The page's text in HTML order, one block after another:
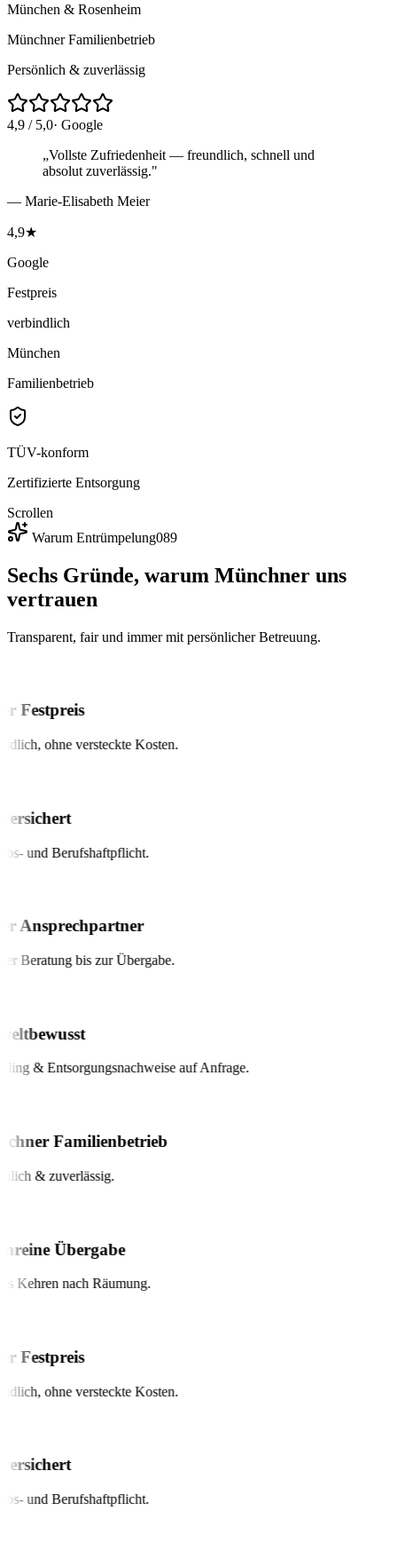
München & Rosenheim
Münchner Familien­betrieb
Persönlich & zuverlässig
4,9 / 5,0· Google
„Vollste Zufriedenheit — freundlich, schnell und
absolut zuverlässig."
— Marie-Elisabeth Meier
4,9★
Google
Festpreis
verbindlich
München
Familien­betrieb
TÜV-konform
Zertifizierte Entsorgung
Scrollen
Warum Entrümpelung089
Sechs Gründe, warum Münchner uns
vertrauen
Transparent, fair und immer mit persönlicher Betreuung.
Festpreis
ohne versteckte Kosten.
und Berufshaftpflicht.
Ansprechpartner
Beratung bis zur Übergabe.
& Entsorgungsnachweise auf Anfrage.
Familienbetrieb
& zuverlässig.
Übergabe
Kehren nach Räumung.
Festpreis
ohne versteckte Kosten.
und Berufshaftpflicht.